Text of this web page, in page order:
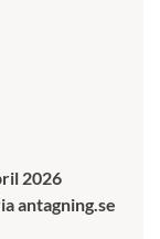
2026
antagning.se